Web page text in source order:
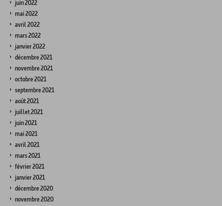
juin 2022
mai 2022
avril 2022
mars 2022
janvier 2022
décembre 2021
novembre 2021
octobre 2021
septembre 2021
août 2021
juillet 2021
juin 2021
mai 2021
avril 2021
mars 2021
février 2021
janvier 2021
décembre 2020
novembre 2020